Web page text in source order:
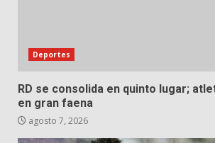
Deportes
RD se consolida en quinto lugar;
en gran faena
agosto 7, 2026